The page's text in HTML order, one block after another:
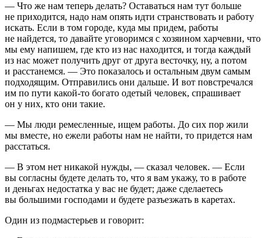
— Что же нам теперь делать? Оставаться нам тут больше
не приходится, надо нам опять идти странствовать и работу
искать. Если в том городе, куда мы придем, работы
не найдется, то давайте уговоримся с хозяином харчевни, что
мы ему напишем, где кто из нас находится, и тогда каждый
из нас может получить друг от друга весточку, ну, а потом
и расстанемся. — Это показалось и остальным двум самым
подходящим. Отправились они дальше. И вот повстречался
им по пути какой-то богато одетый человек, спрашивает
он у них, кто они такие.
— Мы люди ремесленные, ищем работы. До сих пор жили
мы вместе, но ежели работы нам не найти, то придется нам
расстаться.
— В этом нет никакой нужды, — сказал человек. — Если
вы согласны будете делать то, что я вам укажу, то в работе
и деньгах недостатка у вас не будет; даже сделаетесь
вы большими господами и будете разъезжать в каретах.
Один из подмастерьев и говорит: